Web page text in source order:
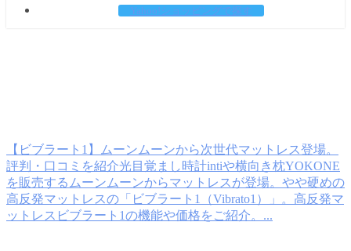
Yahoo!ショッピングで探す
【ビブラート1】ムーンムーンから次世代マットレス登場。
評判・口コミを紹介光目覚まし時計intiや横向き枕YOKONE
を販売するムーンムーンからマットレスが登場。やや硬めの
高反発マットレスの「ビブラート1（Vibrato1）」。高反発マ
ットレスビブラート1の機能や価格をご紹介。...